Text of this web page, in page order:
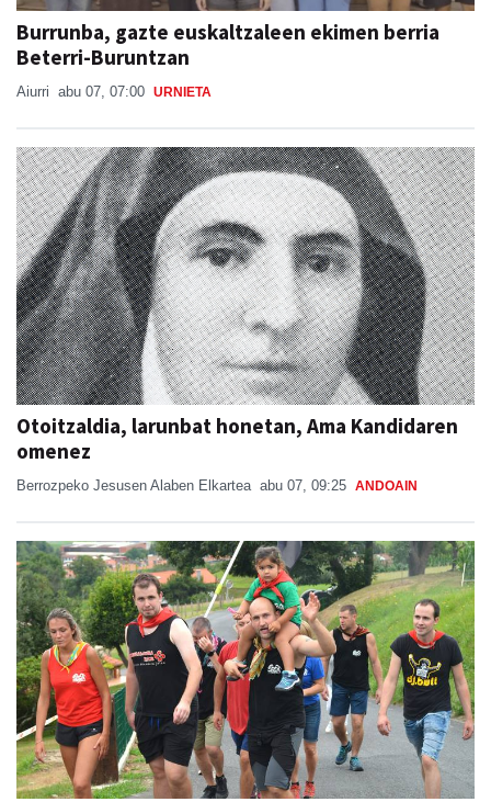
Burrunba, gazte euskaltzaleen ekimen berria
Beterri-Buruntzan
Aiurri abu 07, 07:00 URNIETA
Otoitzaldia, larunbat honetan, Ama Kandidaren
omenez
Berrozpeko Jesusen Alaben Elkartea abu 07, 09:25 ANDOAIN